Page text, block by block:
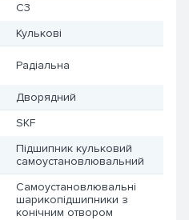
C3
Кулькові
Радіальна
Дворядний
SKF
Підшипник кульковий
самоустановлювальний
Самоустановлювальні
шарикопідшипники з
конічним отвором